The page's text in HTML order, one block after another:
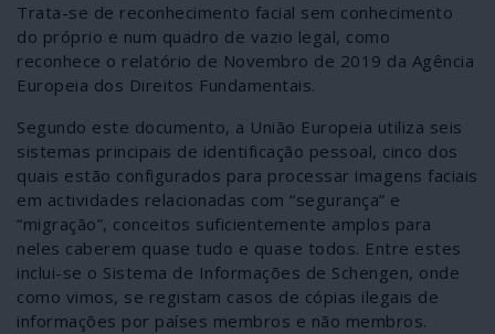
Trata-se de reconhecimento facial sem conhecimento
do próprio e num quadro de vazio legal, como
reconhece o relatório de Novembro de 2019 da Agência
Europeia dos Direitos Fundamentais.
Segundo este documento, a União Europeia utiliza seis
sistemas principais de identificação pessoal, cinco dos
quais estão configurados para processar imagens faciais
em actividades relacionadas com “segurança” e
“migração”, conceitos suficientemente amplos para
neles caberem quase tudo e quase todos. Entre estes
inclui-se o Sistema de Informações de Schengen, onde
como vimos, se registam casos de cópias ilegais de
informações por países membros e não membros.